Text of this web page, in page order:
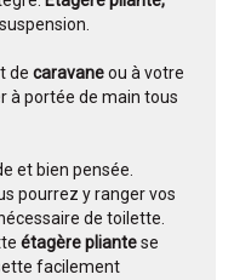
de caravaneou à votre
à portée de main tous
et bien pensée.
pourrez y ranger vos
de toilette.
étagère pliantese
facilement